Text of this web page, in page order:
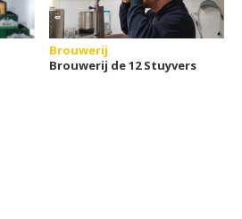
Brouwerij
Brouwerij de 12 Stuyvers